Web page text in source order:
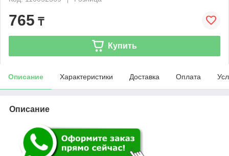
765 ₸
Купить
Описание Характеристики Доставка Оплата
Описание